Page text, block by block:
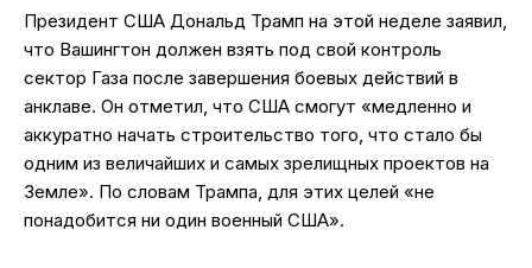
Президент США Дональд Трамп на этой неделе заявил,
что Вашингтон должен взять под свой контроль
сектор Газа после завершения боевых действий в
анклаве. Он отметил, что США смогут «медленно и
аккуратно начать строительство того, что стало бы
одним из величайших и самых зрелищных проектов на
Земле». По словам Трампа, для этих целей «не
понадобится ни один военный США».